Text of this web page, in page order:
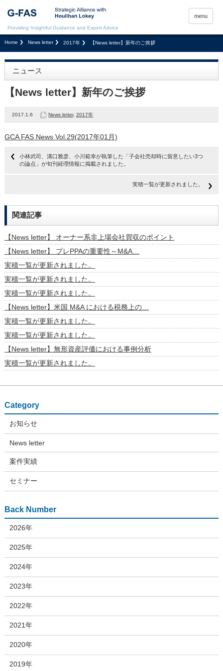
Providing Insightful Guidance and Expert Advice
menu
Home News letter 2017年 【News letter】新年のご挨拶
ニュース
【News letter】新年のご挨拶
2017.1.6 News letter, 2017年
GCA FAS News Vol.29(2017年01月)
小林武司、溝口雅彦、小川範幸が執筆した「子会社売却時に留意したい3つ
の論点」が旬刊経理情報に掲載されました。
実積一覧が更新されました。
関連記事
【News letter】 オーナー系非上場会社買収のポイント
【News letter】 プレPPAの重要性～M&A…
実積一覧が更新されました。
実積一覧が更新されました。
実積一覧が更新されました。
【News letter】米国 M&A における税務上の…
実積一覧が更新されました。
実積一覧が更新されました。
【News letter】無形資産評価における事例分析
実積一覧が更新されました。
Category
お知らせ
News letter
案件実績
セミナー
Back Number
2026年
2025年
2024年
2023年
2022年
2021年
2020年
2019年